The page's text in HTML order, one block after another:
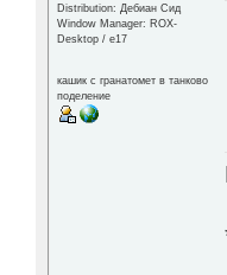
Distribution: Дебиан Сид
Window Manager: ROX-
Desktop / е17
кашик с гранатомет в танково
поделение